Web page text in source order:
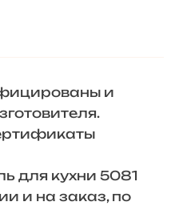
и
для кухни 5081
и на заказ, по